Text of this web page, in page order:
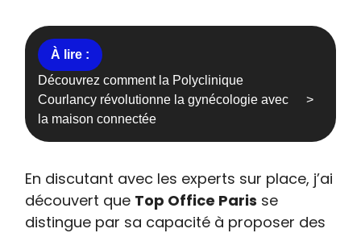
Découvrez comment la Polyclinique
Courlancy révolutionne la gynécologie avec
la maison connectée
En discutant avec les experts sur place, j’ai
découvert que Top Office Paris se
distingue par sa capacité à proposer des